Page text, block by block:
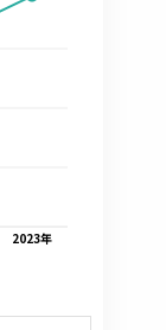
2023年